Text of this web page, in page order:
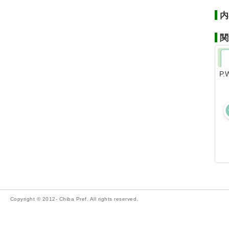
Copyright © 2012- Chiba Pref. All rights reserved.